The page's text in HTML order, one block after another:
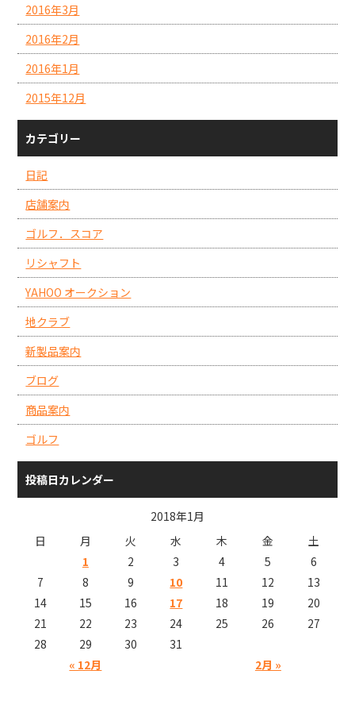
2016年3月
2016年2月
2016年1月
2015年12月
カテゴリー
日記
店舗案内
ゴルフ．スコア
リシャフト
YAHOO オークション
地クラブ
新製品案内
ブログ
商品案内
ゴルフ
投稿日カレンダー
2018年1月
日
月 火 水 木 金 土
« 12月 2月 »
1 2 3 4 5
6
7
8 9 10 11 12
13
14
15 16 17 18 19
20
21
22 23 24 25 26
27
28
29 30 31